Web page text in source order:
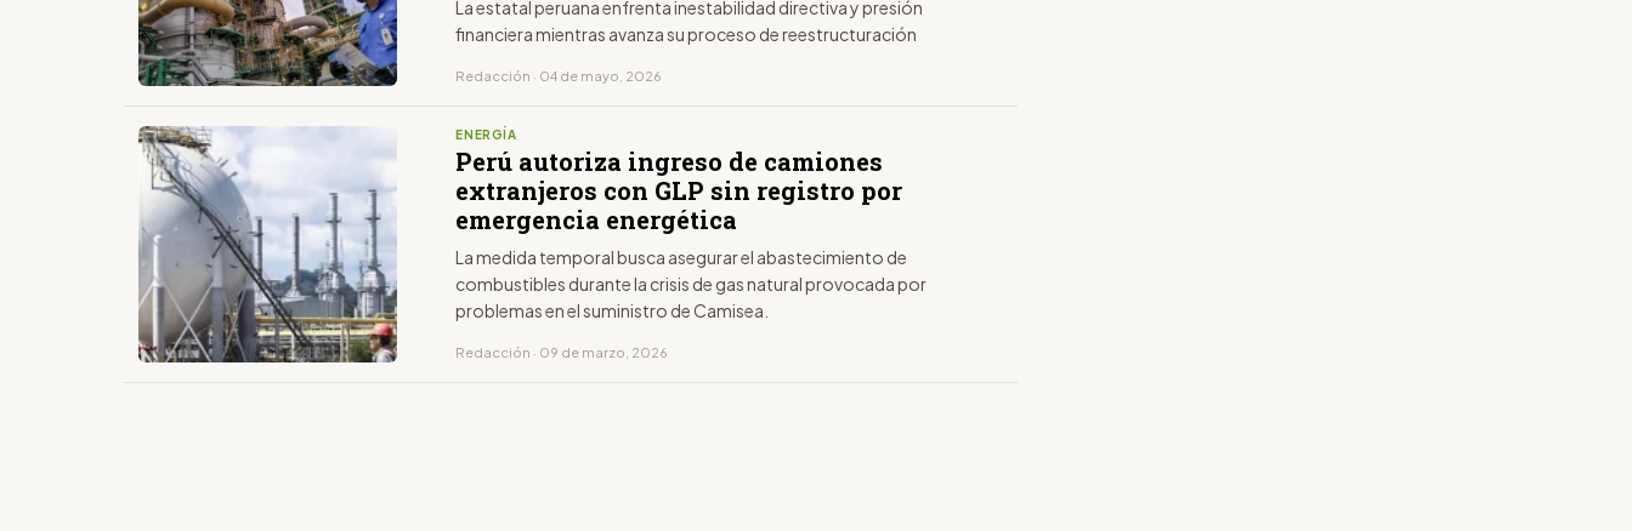
La estatal peruana enfrenta inestabilidad directiva y presión
financiera mientras avanza su proceso de reestructuración
Redacción · 04 de mayo, 2026
ENERGÍA
Perú autoriza ingreso de camiones
extranjeros con GLP sin registro por
emergencia energética
La medida temporal busca asegurar el abastecimiento de
combustibles durante la crisis de gas natural provocada por
problemas en el suministro de Camisea.
Redacción · 09 de marzo, 2026